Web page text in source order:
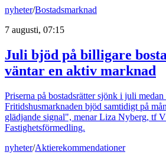
nyheter/Bostadsmarknad
7 augusti, 07:15
Juli bjöd på billigare
väntar en aktiv marknad
Priserna på bostadsrätter sjönk i juli
Fritidshusmarknaden bjöd samtidigt på
glädjande signal", menar Liza Nyberg, tf
Fastighetsförmedling.
nyheter/Aktierekommendationer